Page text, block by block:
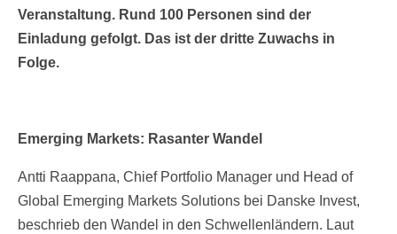
Veranstaltung. Rund 100 Personen sind der
Einladung gefolgt. Das ist der dritte Zuwachs in
Folge.
Emerging Markets: Rasanter Wandel
Antti Raappana, Chief Portfolio Manager und Head of
Global Emerging Markets Solutions bei Danske Invest,
beschrieb den Wandel in den Schwellenländern. Laut